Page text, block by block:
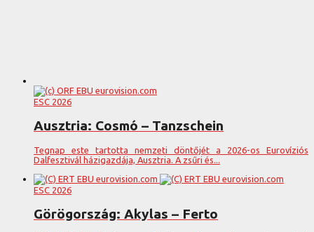
ESC 2026
Ausztria: Cosmó – Tanzschein
Tegnap este tartotta nemzeti döntőjét a 2026-os Eurovíziós
Dalfesztivál házigazdája, Ausztria. A zsűri és...
ESC 2026
Görögország: Akylas – Ferto